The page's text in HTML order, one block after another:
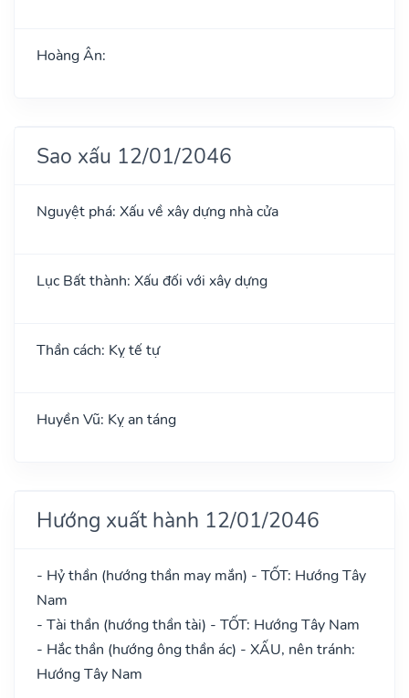
Hoàng Ân:
Sao xấu 12/01/2046
Nguyệt phá: Xấu về xây dựng nhà cửa
Lục Bất thành: Xấu đối với xây dựng
Thần cách: Kỵ tế tự
Huyền Vũ: Kỵ an táng
Hướng xuất hành 12/01/2046
- Hỷ thần (hướng thần may mắn) - TỐT: Hướng Tây
Nam
- Tài thần (hướng thần tài) - TỐT: Hướng Tây Nam
- Hắc thần (hướng ông thần ác) - XẤU, nên tránh:
Hướng Tây Nam